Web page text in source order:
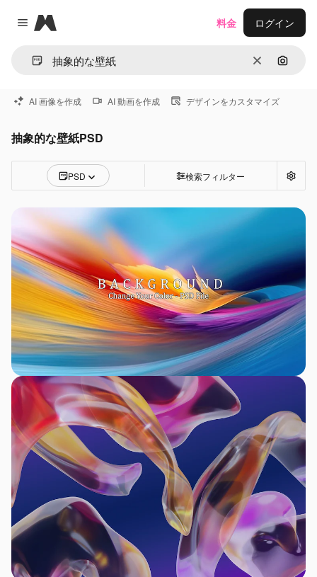
Close menu
Magnific
消去 画像で
料金 ログイン
AI 画像を作成 AI 動画を作成 デザインをカスタマイズ
抽象的な壁紙PSD
PSD 検索フィルター